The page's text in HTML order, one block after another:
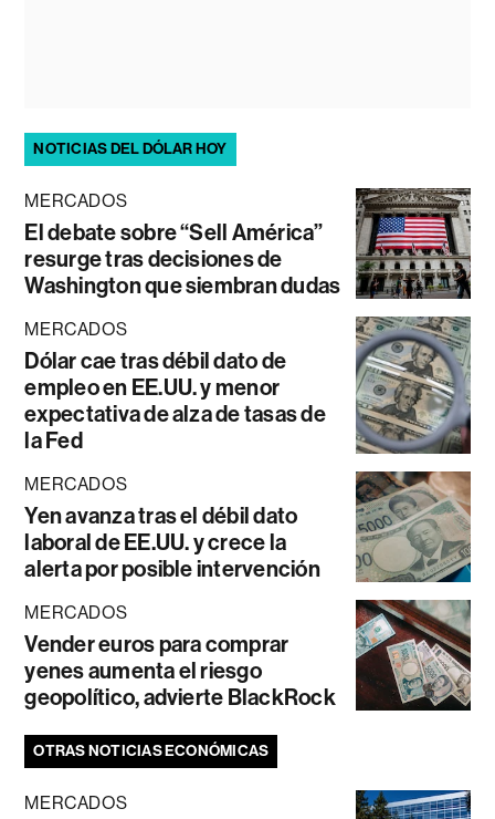
NOTICIAS DEL DÓLAR HOY
MERCADOS
El debate sobre “Sell América”
resurge tras decisiones de
Washington que siembran dudas
MERCADOS
Dólar cae tras débil dato de
empleo en EE.UU. y menor
expectativa de alza de tasas de
la Fed
MERCADOS
Yen avanza tras el débil dato
laboral de EE.UU. y crece la
alerta por posible intervención
MERCADOS
Vender euros para comprar
yenes aumenta el riesgo
geopolítico, advierte BlackRock
OTRAS NOTICIAS ECONÓMICAS
MERCADOS